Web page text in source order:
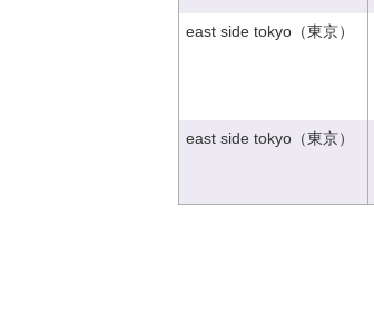
east side tokyo（東京）
east side tokyo（東京）